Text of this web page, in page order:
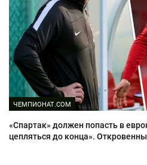
ЧЕМПИОНАТ.COM
«Спартак» должен попасть в
цепляться до конца».